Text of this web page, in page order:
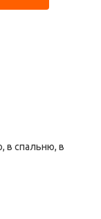
в спальню, в